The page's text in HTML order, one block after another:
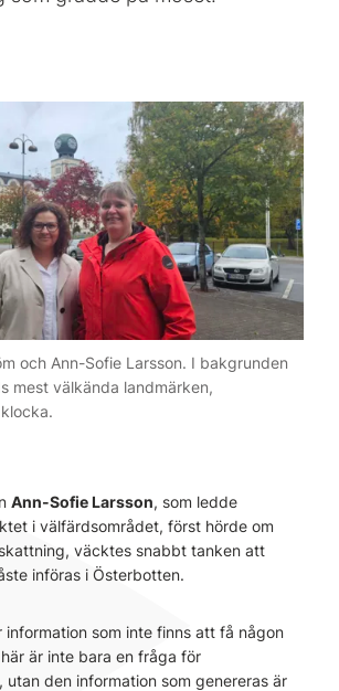
och Ann-Sofie Larsson. I bakgrunden
mest välkända landmärken,
Ann-Sofie Larsson, som ledde
i välfärdsområdet, först hörde om
väcktes snabbt tanken att
införas i Österbotten.
information som inte finns att få någon
är inte bara en fråga för
den information som genereras är